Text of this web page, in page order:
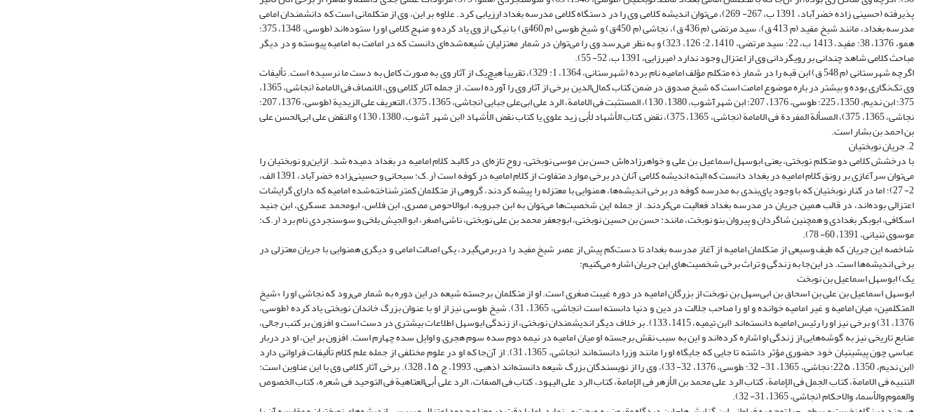
پذیرفته (حسینی زاده خضرآباد، 1391 ب، 267- 269)، می‌توان اندیشه کلامی وی را در دستگاه کلامی مدرسه بغداد ارزیابی کرد. علاوه بر این، وی از متکلمانی است که دانشمندان امامی
مدرسه بغداد، مانند شیخ مفید (م 413 ق)، سید مرتضی (م 436 ق)، نجاشی (م 450ق) و شیخ طوسی (م 460ق) با نیکی از وی یاد کرده و منهج کلامی او را ستوده‌اند (طوسی، 1348، 375؛
همو، 1376، 38؛ مفید، 1413 ب، 22؛ سید مرتضی، 1410، 2: 126، 323) و به نظر می‌رسد وی را می‌توان در شمار معتزلیان شیعه‌شده‌ای دانست که در امامت به امامیه پیوسته و در دیگر
مباحث کلامی شاهد چندانی بر رویگردانی وی از اعتزال وجود ندارد (میرزایی، 1391 ب، 52- 55).
اگر‌چه شهرستانی (م 548 ق) ابن قبه را در شمار دَه متکلمِ مؤلف امامیه نام برده (شهرستانی، 1364، 1: 329)، تقریباً هیچ‌یک از آثار وی به صورت کامل به دست ما نرسیده است. تألیفات
وی تک‌نگاری بوده و بیشتر در باره موضوع امامت است که شیخ صدوق در ضمن کتاب کمال‌الدین برخی از آثار وی را آورده است. از جمله آثار کلامی وی، الانصاف فی الامامة (نجاشی، 1365،
375؛ ابن ندیم، 1350، 225؛ طوسی، 1376، 207؛ ابن شهرآشوب، 1380، 130)، المستثبت فی الامامة، الرد علی ابی‌علی جبایی (نجاشی، 1365، 375)، التعریف علی الزیدیة (طوسی، 1376، 207؛
نجاشی، 1365، 375)، المسألة المفردة فی الامامة (نجاشی، 1365، 375)، نقض کتاب الأشهاد لأبی زید علوی یا کتاب نقض الأشهاد (ابن شهر آشوب، 1380، 130) و النقض علی ابی‌الحسن علی
بن احمد بن بشار است.
2. جریان نوبختیان
با درخشش کلامی دو متکلم نوبختی، یعنی ابو‌‌سهل اسماعیل بن علی و خواهر‌زاده‌اش حسن بن موسی نوبختی، روح تازه‌ای در کالبد کلام امامیه در بغداد دمیده شد. ازاین‌رو نوبختیان را
می‌توان سرآغازی بر رونق کلام امامیه در بغداد دانست که البته اندیشه کلامی آنان در برخی موارد متفاوت از کلام امامیه در کوفه است (ر.ک: سبحانی و حسینی‌زاده خضرآباد، 1391 الف،
2- 27)؛ اما در کنار نوبختیان که با وجود پای‌بندی به مدرسه کوفه در برخی اندیشه‌ها، همنوایی با معتزله را پیشه کردند، گروهی از متکلمان کمترشناخته‌شده امامیه که دارای گرایشات
اعتزالی بوده‌اند، در قالب همین جریان در مدرسه بغداد فعالیت می‌کردند. از جمله این شخصیت‌ها می‌توان به ابن جبرویه، ابو‌‌الاحوص مصری، ابن فلاس، ابو‌‌محمد عسکری، ابن جنید
اسکافی، ابو‌بکر بغدادی و همچنین شاگردان و پیروان بنو نوبخت، مانند: حسن بن حسین نوبختی، ابو‌‌جعفر محمد بن علی نوبختی، ناشی اصغر، ابو‌ الجیش بلخی و سوسنجردی نام برد (ر.ک:
موسوی تنیانی، 1391، 60- 78).
شاخصه این جریان که طیف وسیعی از متکلمان امامیه از آغاز مدرسه بغداد تا دست‌کم پیش از عصر شیخ مفید را دربرمی‌گیرد، یکی اصالت امامی و دیگری همنوایی با جریان معتزلی در
برخی اندیشه‌ها است. در این‌جا به زندگی و تراث برخی شخصیت‌های این جریان اشاره می‌کنیم:
یک) ابوسهل اسماعیل بن نوبخت
ابو‌‌سهل اسماعیل بن علی بن اسحاق بن ابی‌سهل بن نوبخت از بزرگان امامیه در دوره غیبت صغری است. او از متکلمان برجسته شیعه در این دوره به شمار می‌رود که نجاشی او را «شیخ
المتکلمین» میان امامیه و غیر ‌امامیه خوانده و او را صاحب جلالت در دین و دنیا دانسته است (نجاشی، 1365، 31). شیخ طوسی نیز از او با عنوان بزرگ خاندان نوبختی یاد کرده (طوسی،
1376، 31) و برخی نیز او را رئیس امامیه دانسته‌اند (ابن تیمیه، 1415، 133). بر خلاف دیگر اندیشمندان نوبختی، از زندگی ابوسهل اطلاعات بیشتری در دست است و افزون بر کتب رجالی،
منابع تاریخی نیز به گوشه‌هایی از زندگی او اشاره کرده‌اند و این به سبب نقش برجسته او میان امامیه در نیمه دوم سده سوم هجری و اوایل سده چهارم است. افزون بر ‌این، او در دربار
عباسی چون پیشینیان خود حضوری مؤثر داشته تا جایی که جایگاه او را مانند وزرا دانسته‌اند (نجاشی، 1365، 31). از آن‌جا که او در علوم مختلفی از جمله علم کلام تألیفات فراوانی دارد
(ابن ندیم، 1350، 22۵؛ نجاشی، 1365، 31- 32؛ طوسی، 1376، 32- 33)، وی را از نویسندگان بزرگ شیعه دانسته‌اند (ذهبی، 1993، ج 1۵، 328). برخی آثار کلامی وی با این عناوین است:
التنبیه فی الامامة، کتاب الجمل فی الإمامة، کتاب الرد على محمد بن الأزهر فی الإمامة، کتاب الرد على الیهود، کتاب فی الصفات، الرد على أبی‌العتاهیة فی التوحید فی شعره، کتاب الخصوص
والعموم والأسماء والاحکام (نجاشی، 1365، 31- 32).